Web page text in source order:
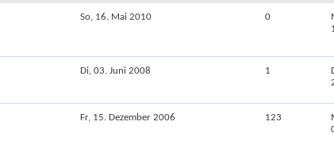
So, 16. Mai 2010 0
Di, 03. Juni 2008 1
Fr, 15. Dezember 2006 123